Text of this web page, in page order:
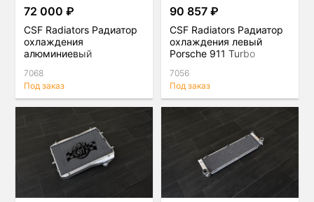
72 000 ₽
CSF Radiators Радиатор
охлаждения
алюминиевый
911 Turbo, GT3 RS, GT4
(991)
7068
Под заказ
90 857 ₽
CSF Radiators Радиатор
охлаждения левый
Porsche 911 Turbo
7056
Под заказ